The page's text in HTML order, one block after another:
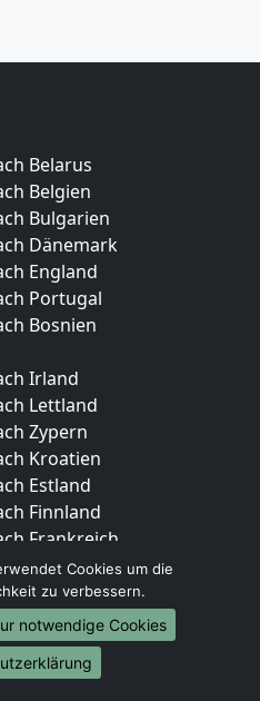
Belarus
Belgien
Bulgarien
Dänemark
England
Portugal
Bosnien
Irland
Lettland
Zypern
Kroatien
Estland
Finnland
Frankreich
Griechenland
Italien
Liechtenstein
Luxemburg
Niederlande
Cookies um die
zu verbessern.
notwendige Cookies